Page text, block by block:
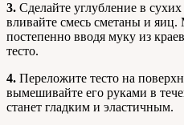
3. Сделайте углубление в
вливайте смесь сметаны и
постепенно вводя муку из
тесто.
4. Переложите тесто на
вымешивайте его руками в
станет гладким и эластичным.